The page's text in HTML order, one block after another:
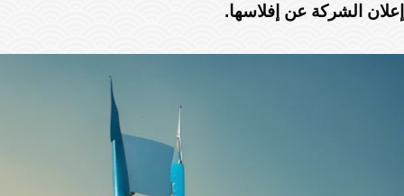
إعلان الشركة عن إفلاسها.